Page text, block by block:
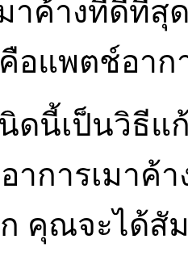
าค้างที่ดีที่สุ
อแพตช์อาก
ดนี้เป็นวิธีแ
าการเมาค้
คุณจะได้